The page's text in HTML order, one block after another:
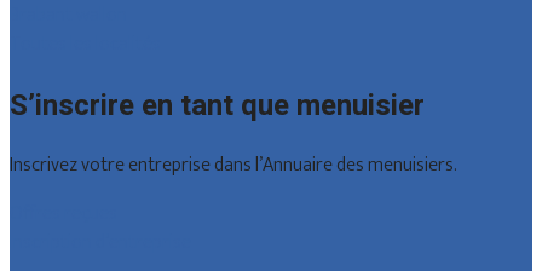
S’inscrire en tant que menuisier
Inscrivez votre entreprise dans l’Annuaire des menuisiers.